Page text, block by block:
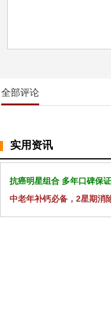
全部评论
实用资讯
抗癌明星组合 多年口碑保
中老年补钙必备，2星期消